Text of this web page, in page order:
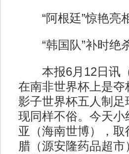
“阿根廷”惊艳亮
“韩国队”补时绝
本报6月12日讯（
在南非世界杯上是夺
影子世界杯五人制
现同样不俗。今天
亚（海南世博），
腊（源安隆药品超